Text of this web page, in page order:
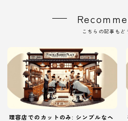
こちらの記事もど
理容店でのカットのみ: シンプルなヘ